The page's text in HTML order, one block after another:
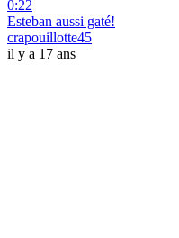
0:22
Esteban aussi gaté!
crapouillotte45
il y a 17 ans